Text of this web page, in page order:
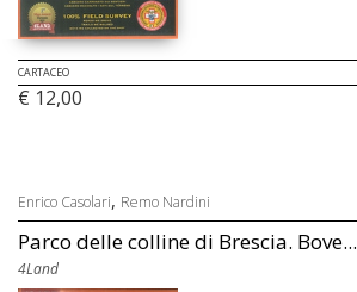
CARTACEO
€ 12,00
Enrico Casolari, Remo Nardini
Parco delle colline di Brescia. Bove...
4Land